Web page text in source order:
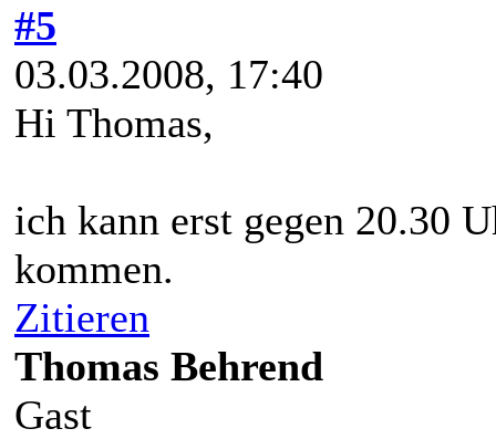
#5
03.03.2008, 17:40
Hi Thomas,
ich kann erst gegen 20.30
kommen.
Zitieren
Thomas Behrend
Gast